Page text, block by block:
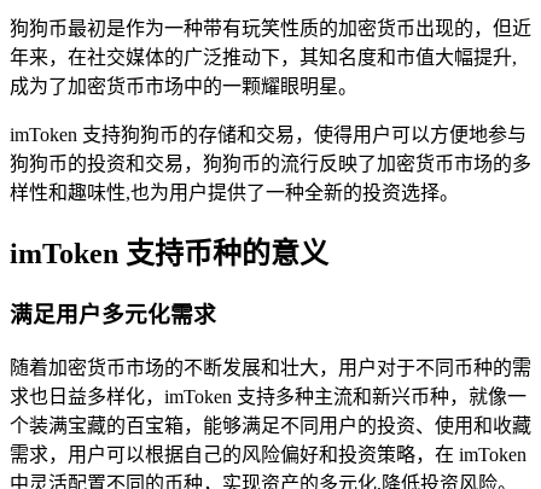
狗狗币最初是作为一种带有玩笑性质的加密货币出现的，但近
年来，在社交媒体的广泛推动下，其知名度和市值大幅提升,
成为了加密货币市场中的一颗耀眼明星。
imToken 支持狗狗币的存储和交易，使得用户可以方便地参与
狗狗币的投资和交易，狗狗币的流行反映了加密货币市场的多
样性和趣味性,也为用户提供了一种全新的投资选择。
imToken 支持币种的意义
满足用户多元化需求
随着加密货币市场的不断发展和壮大，用户对于不同币种的需
求也日益多样化，imToken 支持多种主流和新兴币种，就像一
个装满宝藏的百宝箱，能够满足不同用户的投资、使用和收藏
需求，用户可以根据自己的风险偏好和投资策略，在 imToken
中灵活配置不同的币种，实现资产的多元化,降低投资风险。